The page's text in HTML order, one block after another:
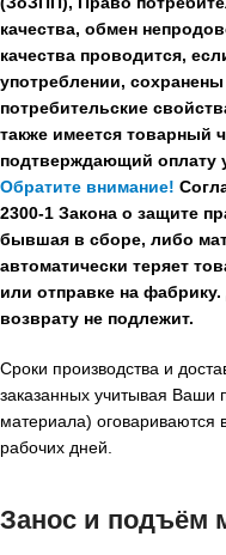
качества, обмен
качества проводится,
употреблении,
потребительские
также имеется товарный
подтверждающий оплату
Обратите внимание!
2300-1 Закона о защите
бывшая в сборе, либо
автоматически теряет
или отправке на
возврату не подлежит.
Сроки производства и
заказанных учитывая Ваши
материала)
рабочих дней.
Занос и подъём